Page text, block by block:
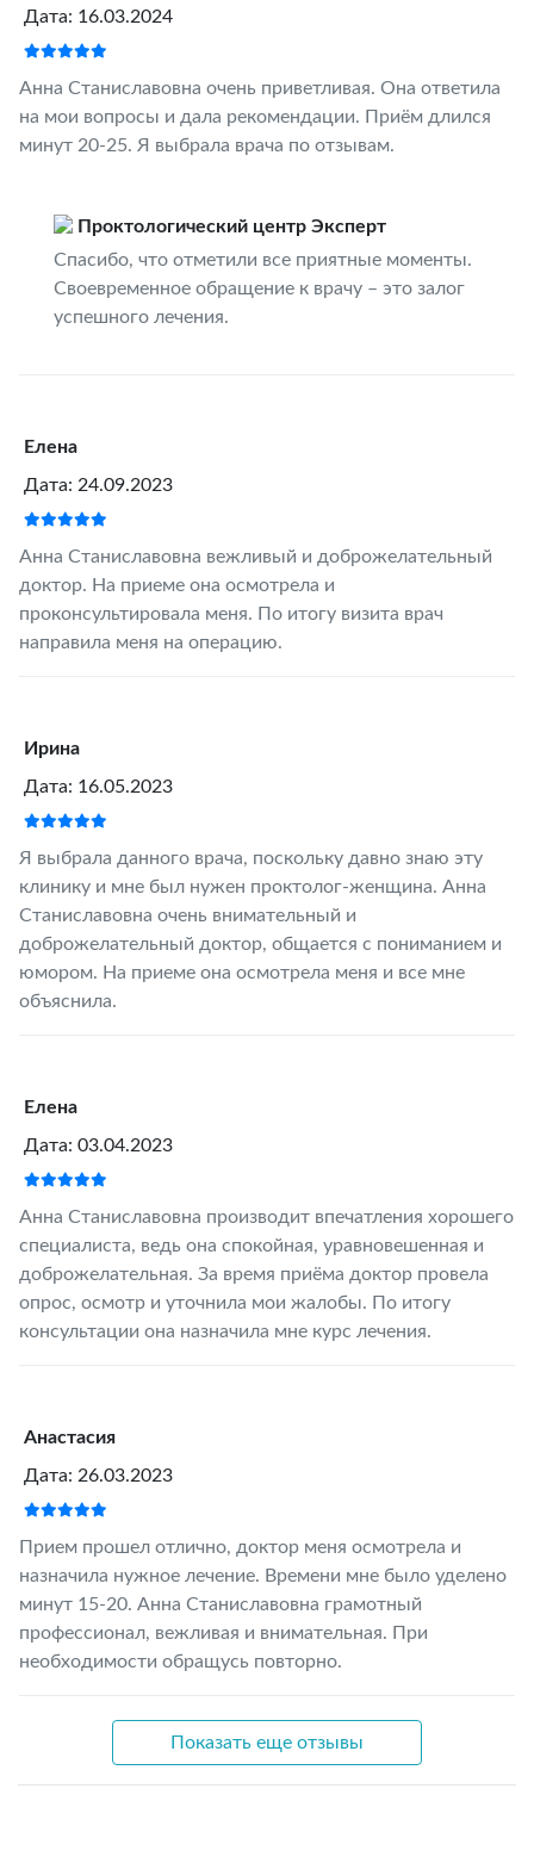
Дата: 16.03.2024
Анна Станиславовна очень приветливая. Она ответила
на мои вопросы и дала рекомендации. Приём длился
минут 20-25. Я выбрала врача по отзывам.
Проктологический центр Эксперт
Спасибо, что отметили все приятные моменты.
Своевременное обращение к врачу – это залог
успешного лечения.
Елена
Дата: 24.09.2023
Анна Станиславовна вежливый и доброжелательный
доктор. На приеме она осмотрела и
проконсультировала меня. По итогу визита врач
направила меня на операцию.
Ирина
Дата: 16.05.2023
Я выбрала данного врача, поскольку давно знаю эту
клинику и мне был нужен проктолог-женщина. Анна
Станиславовна очень внимательный и
доброжелательный доктор, общается с пониманием и
юмором. На приеме она осмотрела меня и все мне
объяснила.
Елена
Дата: 03.04.2023
Анна Станиславовна производит впечатления хорошего
специалиста, ведь она спокойная, уравновешенная и
доброжелательная. За время приёма доктор провела
опрос, осмотр и уточнила мои жалобы. По итогу
консультации она назначила мне курс лечения.
Анастасия
Дата: 26.03.2023
Прием прошел отлично, доктор меня осмотрела и
назначила нужное лечение. Времени мне было уделено
минут 15-20. Анна Станиславовна грамотный
профессионал, вежливая и внимательная. При
необходимости обращусь повторно.
Показать еще отзывы